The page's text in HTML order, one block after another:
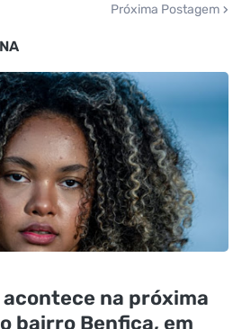
Próxima Postagem
na próxima
bairro Benfica, em